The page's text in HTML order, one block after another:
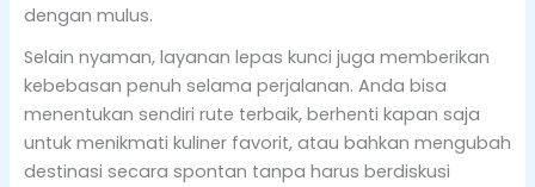
dengan mulus.
Selain nyaman, layanan lepas kunci juga memberikan
kebebasan penuh selama perjalanan. Anda bisa
menentukan sendiri rute terbaik, berhenti kapan saja
untuk menikmati kuliner favorit, atau bahkan mengubah
destinasi secara spontan tanpa harus berdiskusi